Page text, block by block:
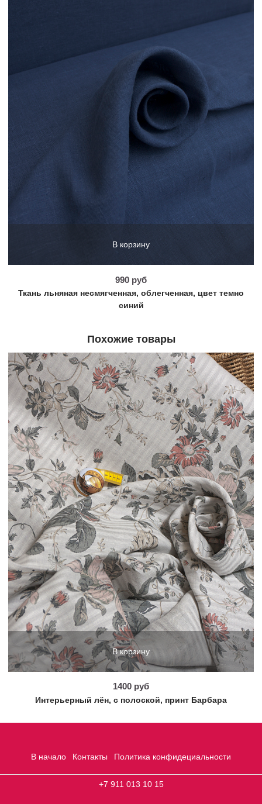
В корзину
990 руб
Ткань льняная несмягченная, облегченная, цвет темно
синий
Похожие товары
В корзину
1400 руб
Интерьерный лён, с полоской, принт Барбара
В начало Контакты Политика конфидециальности
+7 911 013 10 15